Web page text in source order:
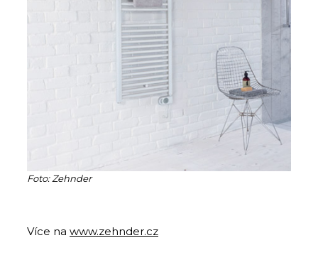
Foto: Zehnder
Více na www.zehnder.cz